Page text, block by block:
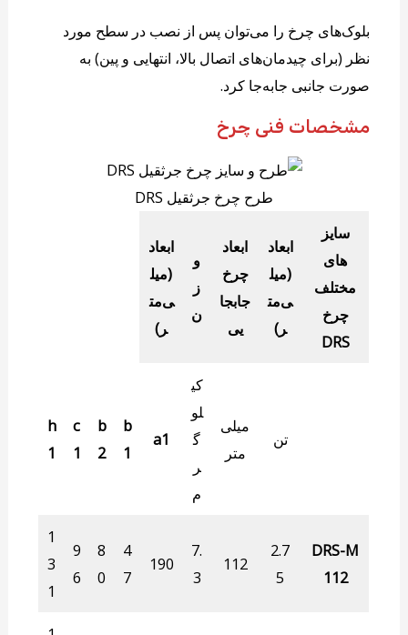
بلوک‌های چرخ را می‌توان پس از نصب در سطح مورد
نظر (برای چیدمان‌های اتصال بالا، انتهایی و پین) به
صورت جانبی جابه‌جا کرد.
مشخصات فنی چرخ
طرح چرخ جرثقیل DRS
سایز
های
مختلف
چرخ
DRS
ابعاد
(میل
ی‌مت
ر)
ابعاد
چرخ
جابجا
یی
و
ز
ن
ابعاد
(میل
ی‌مت
ر)
تن
میلی
متر
کی
لو
گ
ر
م
a1
b
1
b
2
c
1
h
1
DRS-M
112
2.7
5
112
7.
3
190
4
7
8
0
9
6
1
3
1